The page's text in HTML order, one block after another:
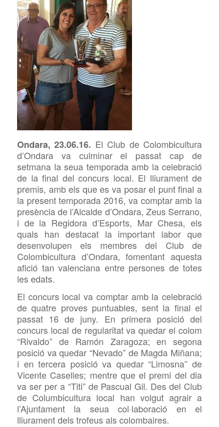
Ondara, 23.06.16. El Club de Colombicultura
d’Ondara va culminar el passat cap de
setmana la seua temporada amb la celebració
de la final del concurs local. El lliurament de
premis, amb els que es va posar el punt final a
la present temporada 2016, va comptar amb la
presència de l’Alcalde d’Ondara, Zeus Serrano,
i de la Regidora d’Esports, Mar Chesa, els
quals han destacat la important labor que
desenvolupen els membres del Club de
Colombicultura d’Ondara, fomentant aquesta
afició tan valenciana entre persones de totes
les edats.
El concurs local va comptar amb la celebració
de quatre proves puntuables, sent la final el
passat 16 de juny. En primera posició del
concurs local de regularitat va quedar el colom
“Rivaldo” de Ramón Zaragoza; en segona
posició va quedar “Nevado” de Magda Miñana;
i en tercera posició va quedar “Limosna” de
Vicente Caselles; mentre que el premi del dia
va ser per a “Titi” de Pascual Gil. Des del Club
de Columbicultura local han volgut agrair a
l’Ajuntament la seua col·laboració en el
lliurament dels trofeus als colombaires.